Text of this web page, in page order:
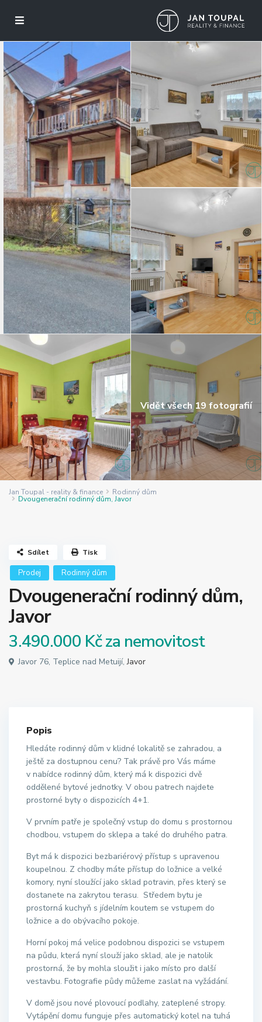
Vidět všech 19 fotografií
Jan Toupal - reality & finance Rodinný dům
Dvougenerační rodinný dům, Javor
Prodej Rodinný dům
Dvougenerační rodinný dům,
Javor
3.490.000 Kčza nemovitost
Javor 76, Teplice nad Metuijí,Javor
Sdílet Tisk
Popis
Hledáte rodinný dům v klidné lokalitě se zahradou, a
ještě za dostupnou cenu? Tak právě pro Vás máme
v nabídce rodinný dům, který má k dispozici dvě
oddělené bytové jednotky. V obou patrech najdete
prostorné byty o dispozicích 4+1.
V prvním patře je společný vstup do domu s prostornou
chodbou, vstupem do sklepa a také do druhého patra.
Byt má k dispozici bezbariérový přístup s upravenou
koupelnou. Z chodby máte přístup do ložnice a velké
komory, nyní sloužící jako sklad potravin, přes který se
dostanete na zakrytou terasu. Středem bytu je
prostorná kuchyň s jídelním koutem se vstupem do
ložnice a do obývacího pokoje.
Horní pokoj má velice podobnou dispozici se vstupem
na půdu, která nyní slouží jako sklad, ale je natolik
prostorná, že by mohla sloužit i jako místo pro další
vestavbu. Fotografie půdy můžeme zaslat na vyžádání.
V domě jsou nové plovoucí podlahy, zateplené stropy.
Vytápění domu funguje přes automatický kotel na tuhá